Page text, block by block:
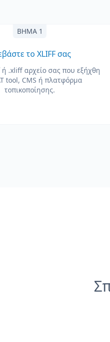
ΒΉΜΑ 1
το XLIFF σας
ή .xliff αρχείο σας που εξήχθη
tool, CMS ή πλατφόρμα
τοπικοποίησης.